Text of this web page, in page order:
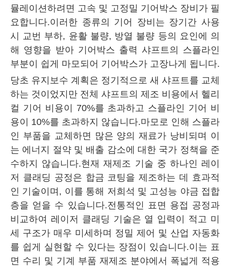
뮬레이션하려면 고속 및 고정밀 기어박스 장비가 필
요합니다.이러한 종류의 기어 장비는 장기간 사용
시 교번 부하, 윤활 불량, 방열 불량 등의 요인에 의
해 영향을 받아 기어박스 출력 샤프트의 스플라인
부분이 쉽게 마모되어 기어박스가 고장나게 됩니다.
당초 유지보수 계획은 정기적으로 새 샤프트를 교체
하는 것이었지만 전체 샤프트의 제조 비용에서 헬리
컬 기어 비용이 70%를 초과하고 스플라인 기어 비
용이 10%를 초과하지 않습니다.마모로 인해 스플라
인 부품을 교체하면 많은 양의 재료가 낭비되며 이
는 에너지 절약 및 배출 감소에 대한 국가 정책을 준
수하지 않습니다.현재 재제조 기술 중 하나인 레이
저 클래딩 공정은 합금 코팅을 제조하는 데 효과적
인 기술이며, 이를 통해 저희석 및 고성능 야금 접합
층을 얻을 수 있습니다.전통적인 표면 용접 공정과
비교하여 레이저 클래딩 기술은 열 입력이 적고 미
세 구조가 매우 미세하며 정밀 제어 및 산업 자동화
를 쉽게 실현할 수 있다는 장점이 있습니다.이는 표
면 수리 및 기계 부품 재제조 분야에서 폭넓게 적용